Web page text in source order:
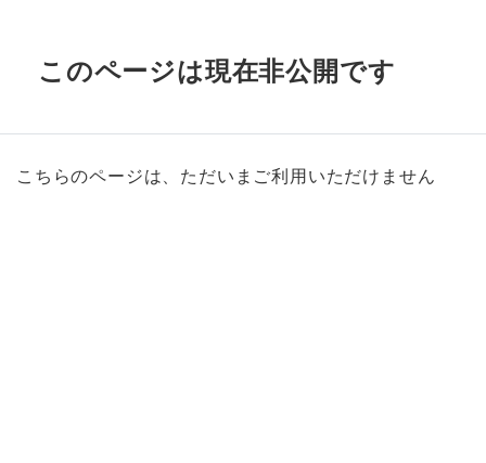
このページは現在非公開です
こちらのページは、ただいまご利用いただけません